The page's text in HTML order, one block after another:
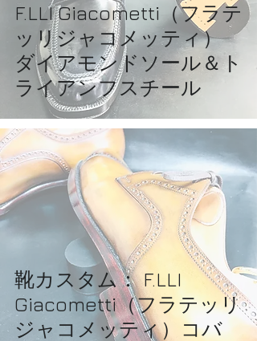
F.LLI Giacometti（フラテ
ッリジャコメッティ）
ダイアモンドソール＆ト
ライアンフスチール
靴カスタム： F.LLI
Giacometti（フラテッリ
ジャコメッティ）コバ